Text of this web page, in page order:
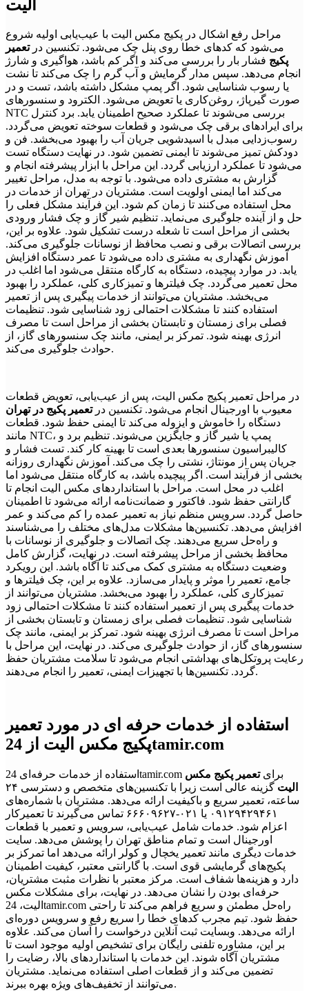
الیت
مراحل رفع اشکال در پکیج مکس الیت با عیب‌یابی اولیه شروع
می‌شود که کدهای خطا روی پنل چک می‌شود. تکنسین درتعمیر
پکیج فشار بار را بررسی می‌کند و اگر کم باشد، هواگیری و شارژ
انجام می‌دهد. سپس مدار گرمایش و آب گرم را چک می‌کند تا نشت
یا رسوب شناسایی شود. اگر پمپ مشکل داشته باشد، تست و در
صورت گیرپاژ، روغن‌کاری یا تعویض می‌شود. الکترود و سنسورهای
NTC بررسی می‌شوند تا عملکرد صحیح اطمینان یابد. برد کنترل
برای ایرادهای برقی چک می‌شود و قطعات سوخته تعویض می‌گردد.
رسوب‌زدایی مبدل با اسیدشویی جریان آب را بهبود می‌بخشد. فن و
دودکش تمیز می‌شوند تا ایمنی تضمین شود. در نهایت دستگاه تست
می‌شود تا عملکرد ارزیابی گردد. این مراحل با ابزار پیشرفته انجام و
گزارش به مشتری داده می‌شود. با توجه به مدل، مراحل تغییر
می‌کند اما ایمنی اولویت است. مشتریان در تهران از خدمات در
محل استفاده می‌کنند تا زمان کم شود. این فرآیند مشکل فعلی را
حل و از آینده جلوگیری می‌نماید. تنظیم شیر گاز و چک فشار ورودی
بخشی از مراحل است تا شعله درست تشکیل شود. علاوه بر این،
بررسی اتصالات برقی و نصب محافظ از نوسانات جلوگیری می‌کند.
آموزش نگهداری به مشتری داده می‌شود تا عمر دستگاه افزایش
یابد. در موارد پیچیده، دستگاه به کارگاه منتقل می‌شود اما اغلب در
محل تعمیر می‌گردد. چک فیلترها و تمیزکاری کلی، عملکرد را بهبود
می‌بخشد. مشتریان می‌توانند از خدمات پیگیری پس از تعمیر
استفاده کنند تا مشکلات احتمالی زود شناسایی شود. تنظیمات
فصلی برای زمستان و تابستان بخشی از مراحل است تا مصرف
انرژی بهینه شود. تمرکز بر ایمنی، مانند چک سنسورهای گاز، از
حوادث جلوگیری می‌کند.
در مراحل تعمیر پکیج مکس الیت، پس از عیب‌یابی، تعویض قطعات
معیوب با اورجینال انجام می‌شود. تکنسین درتعمیر پکیج در تهران
دستگاه را خاموش و ایزوله می‌کند تا ایمنی حفظ شود. قطعات
مانند NTC، پمپ یا شیر گاز و جایگزین می‌شوند. تنظیم برد و
کالیبراسیون سنسورها بعدی است تا بهینه کار کند. تست فشار و
جریان پس از مونتاژ، نشتی را چک می‌کند. آموزش نگهداری روزانه
بخشی از فرآیند است. اگر پیچیده باشد، به کارگاه منتقل می‌شود اما
اغلب در محل است. مراحل با استانداردهای مکس الیت انجام تا
گارانتی حفظ شود. فاکتور و ضمانت‌نامه ارائه می‌شود تا اطمینان
حاصل گردد. سرویس منظم نیاز به تعمیر عمده را کم می‌کند و عمر
افزایش می‌دهد. تکنسین‌ها مشکلات مدل‌های مختلف را می‌شناسند
و راه‌حل سریع می‌دهند. چک اتصالات و جلوگیری از نوسانات با
محافظ بخشی از مراحل پیشرفته است. در نهایت، گزارش کامل
وضعیت دستگاه به مشتری کمک می‌کند تا آگاه باشد. این رویکرد
جامع، تعمیر را موثر و پایدار می‌سازد. علاوه بر این، چک فیلترها و
تمیزکاری کلی، عملکرد را بهبود می‌بخشد. مشتریان می‌توانند از
خدمات پیگیری پس از تعمیر استفاده کنند تا مشکلات احتمالی زود
شناسایی شود. تنظیمات فصلی برای زمستان و تابستان بخشی از
مراحل است تا مصرف انرژی بهینه شود. تمرکز بر ایمنی، مانند چک
سنسورهای گاز، از حوادث جلوگیری می‌کند. در نهایت، این مراحل با
رعایت پروتکل‌های بهداشتی انجام می‌شود تا سلامت مشتریان حفظ
گردد. تکنسین‌ها با تجهیزات ایمنی، تعمیر را انجام می‌دهند.
استفاده از خدمات حرفه ای در مورد تعمیر
پکیج مکس الیت از 24tamir.com
استفاده از خدمات حرفه‌ای 24tamir.com برایتعمیر پکیج مکس
الیت
گزینه عالی است زیرا با تکنسین‌های متخصص و دسترسی ۲۴
ساعته، تعمیر سریع و باکیفیت ارائه می‌دهد. مشتریان با شماره‌های
۰۹۱۲۹۴۲۹۴۶۱ یا ۰۲۱-۶۶۶۰۹۶۲۷ تماس می‌گیرند تا تعمیرکار
اعزام شود. خدمات شامل عیب‌یابی، سرویس و تعمیر با قطعات
اورجینال است و تمام مناطق تهران را پوشش می‌دهد. سایت
خدمات دیگری مانند تعمیر یخچال و کولر ارائه می‌دهد اما تمرکز بر
پکیج‌های گرمایشی قوی است. با گارانتی معتبر، کیفیت اطمینان
دارد و هزینه‌ها شفاف است. مرکز معتبر با نظرات مثبت مشتریان،
حرفه‌ای بودن را نشان می‌دهد. در نهایت، برای مشکلات مکس
الیت، 24tamir.com راه‌حل مطمئن و سریع فراهم می‌کند تا راحتی
حفظ شود. تیم مجرب کدهای خطا را سریع رفع و سرویس دوره‌ای
ارائه می‌دهد. وبسایت ثبت آنلاین درخواست را آسان می‌کند. علاوه
بر این، مشاوره تلفنی رایگان برای تشخیص اولیه موجود است تا
مشتریان آگاه شوند. این خدمات با استانداردهای بالا، رضایت را
تضمین می‌کند و از قطعات اصلی استفاده می‌نماید. مشتریان
می‌توانند از تخفیف‌های ویژه بهره ببرند.